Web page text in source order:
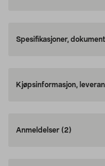
Spesifikasjoner,
Kjøpsinformasjon,
Anmeldelser (2)